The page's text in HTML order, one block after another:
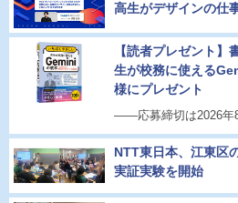
高生がデザインの仕
【読者プレゼント】
生が校務に使える
様にプレゼント
――応募締切は2026年
NTT東日本、江東区
実証実験を開始